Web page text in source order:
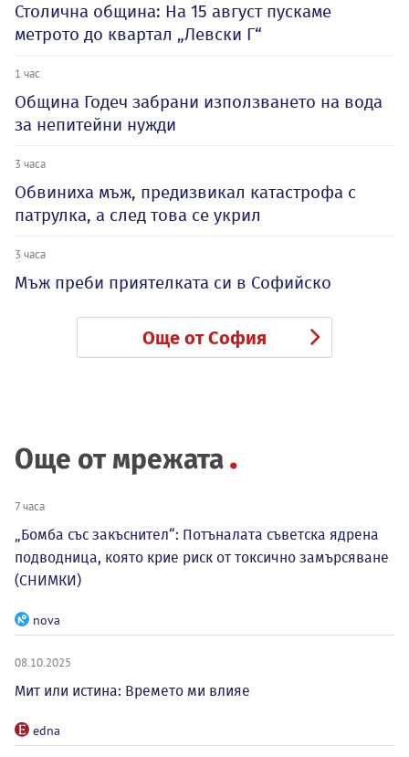
Столична община: На 15 август пускаме
метрото до квартал „Левски Г“
1 час
Община Годеч забрани използването на вода
за непитейни нужди
3 часа
Обвиниха мъж, предизвикал катастрофа с
патрулка, а след това се укрил
3 часа
Мъж преби приятелката си в Софийско
Още от София
Още от мрежата
7 часа
„Бомба със закъснител“: Потъналата съветска ядрена
подводница, която крие риск от токсично замърсяване
(СНИМКИ)
nova
08.10.2025
Мит или истина: Времето ми влияе
edna